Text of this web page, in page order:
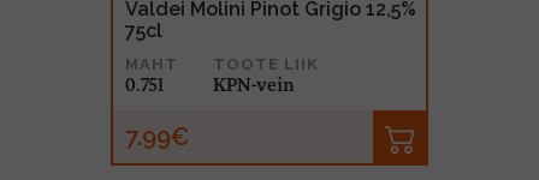
Valdei Molini Pinot Grigio 12,5%
75cl
MAHT
0.75l
TOOTE LIIK
KPN-vein
7.99€